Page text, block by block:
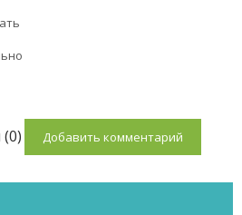
Добавить комментарий